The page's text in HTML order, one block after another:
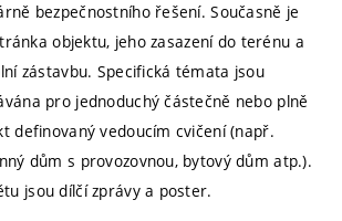
bezpečnostního řešení. Současně je
objektu, jeho zasazení do terénu a
zástavbu. Specifická témata jsou
pro jednoduchý částečně nebo plně
definovaný vedoucím cvičení (např.
dům s provozovnou, bytový dům atp.).
jsou dílčí zprávy a poster.